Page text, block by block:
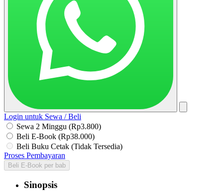
Login untuk Sewa / Beli
Sewa 2 Minggu (Rp3.800)
Beli E-Book (Rp38.000)
Beli Buku Cetak (Tidak Tersedia)
Proses Pembayaran
Beli E-Book per bab
Sinopsis